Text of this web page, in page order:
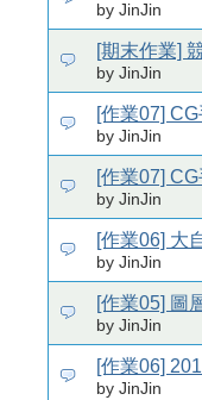
by JinJin
[期末作業]
by JinJin
[作業07]
by JinJin
[作業07]
by JinJin
[作業06] 大
by JinJin
[作業05] 圖
by JinJin
[作業06]
by JinJin